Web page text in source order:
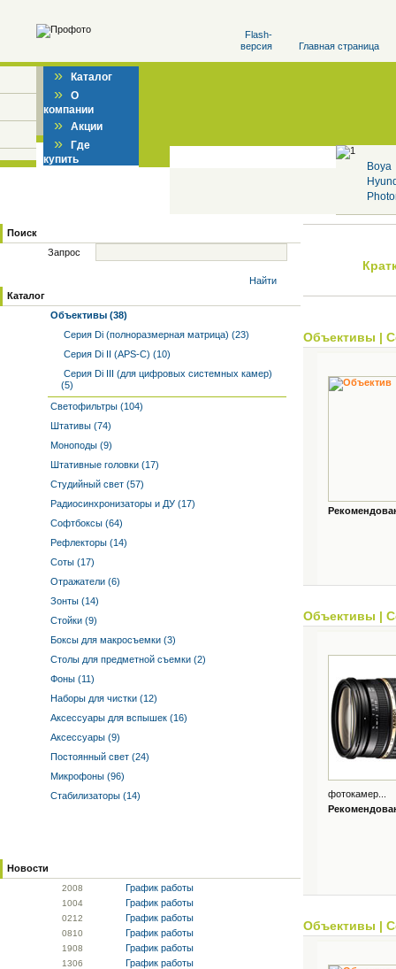
Flash-
версия
Главная страница
» Каталог
» О
компании
» Акции
» Где
купить
Boya
Поиск
Запрос
Найти
Каталог
Объективы (38)
Серия Di (полноразмерная матрица) (23)
Серия Di II (APS-C) (10)
Серия Di III (для цифровых системных камер)
(5)
Светофильтры (104)
Штативы (74)
Моноподы (9)
Штативные головки (17)
Студийный свет (57)
Радиосинхронизаторы и ДУ (17)
Софтбоксы (64)
Рефлекторы (14)
Соты (17)
Отражатели (6)
Зонты (14)
Стойки (9)
Боксы для макросъемки (3)
Столы для предметной съемки (2)
Фоны (11)
Наборы для чистки (12)
Аксессуары для вспышек (16)
Аксессуары (9)
Постоянный свет (24)
Микрофоны (96)
Стабилизаторы (14)
Новости
2008 График работы
1004 График работы
0212 График работы
0810 График работы
1908 График работы
1306 График работы
Объективы |
Объективы |
фотокамер...
Объективы |